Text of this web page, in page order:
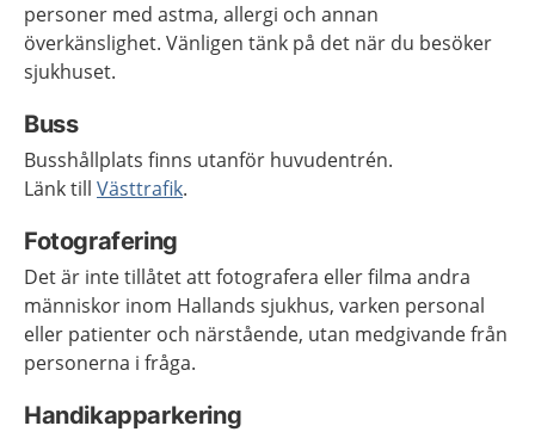
personer med astma, allergi och annan
överkänslighet. Vänligen tänk på det när du besöker
sjukhuset.
Buss
Busshållplats finns utanför huvudentrén.
Länk till Västtrafik.
Fotografering
Det är inte tillåtet att fotografera eller filma andra
människor inom Hallands sjukhus, varken personal
eller patienter och närstående, utan medgivande från
personerna i fråga.
Handikapparkering